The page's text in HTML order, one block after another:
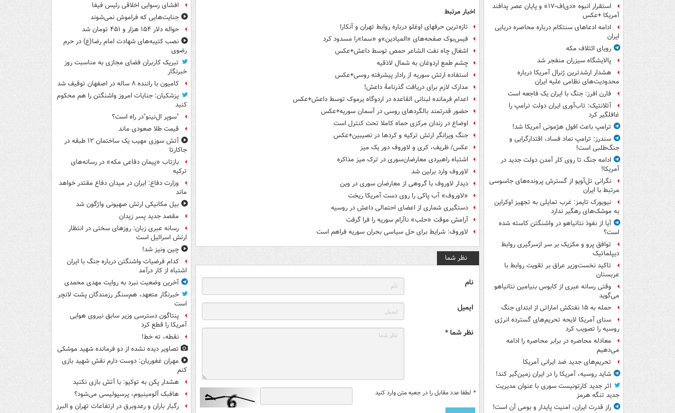
استقرار انبوه «دی‌اف‑۱۷» و پایان عصر پدافند
آمریکا +عکس
ادامه ادعاهای سنتکام درباره محاصره دریایی
ایران
رویای ائتلاف مکه
پالایشگاه سیزران منفجر شد
هشدار ارشدترین ژنرال آمریکا درباره
محدودیت‌های نظامی علیه ایران
فارن افرز: جنگ با ایران یک فاجعه است
آتلانتیک: تاب‌آوری ایران دولت ترامپ را
غافلگیر کرد
ترامپ باعث افول هژمونی آمریکا شد!
سندرز: ترامپ نماد فساد، اقتدارگرایی و
جنگ‌طلبی است!
ادامه جنگ تا روی کار آمدن دولت جدید در
آمریکا!
نگرانی تل‌آویو از گسترش پرونده‌های جاسوسی
مرتبط با ایران
نیویورک تایمز: غرب تمایلی به تجهیز اوکراین
به موشک‌های رهگیر ندارد
آیا از نفوذ نتانیاهو در واشنگتن کاسته شده
است؟
توافق پرو و مکزیک بر سر ازسرگیری روابط
دیپلماتیک
تاکید نخست‌وزیر عراق بر تقویت روابط با
عربستان
وقتی رسانه عبری از کابوس بنیامین نتانیاهو
می‌گوید
حمله به ۱۵ نفتکش‌ اماراتی از ابتدای جنگ
سنای آمریکا لایحه تحریم‌های گسترده انرژی
روسیه را تصویب کرد
معادله محاصره در برابر محاصره را ادامه
می‌دهیم
تحریم‌های جدید ضد ایرانی آمریکا
شاید روسیه، آمریکا را در ایران زمین‌گیر کند!
اثر جدید کارتونیست سوری با عنوان مدیریت
جدید تنگه هرمز
راز قدرت ایران، امنیت پایدار و بومی آن است!
اخبار مرتبط
تازه‌ترین حرفهای اوغلو درباره روابط تهران و آنکارا
فیس‌بوک صفحه‌های «المیادین»و «سما»را مسدود کرد
اشغال چاه نفت الشاعر حمص توسط داعش+عکس
چشم طمع اردوغان به شمال لاذقیه
استفاده ارتش سوریه از رادار پیشرفته روسی+عکس
مدارک لازم برای دریافت گذرنامۀ داعش!
اعدام فرمانده لبنانی القاعده در اردوگاه یرموک توسط داعش+عکس
حضور قدرتمند بالگردهای روسی در آسمان سوریه+عکس
اوضاع در زندان مرکزی حماه کاملا تحت کنترل است
جنگ ویرانگر ارتش ترکیه و کردها در نصیبین+عکس
عکس/ ظریف، کری و لاوروف دور یک میز
اشتباه راهبردی معارضان‌سوری در ترک میز مذاکره
لاوروف وارد برلین شد
دیدار لاوروف با گروهی از معارضان سوری در وین
«لاوروف» آب پاکی را روی دست آمریکا ریخت
دستگیری شماری از اعضای احتمالی داعش در روسیه
آرامش موقت «حلب» ناآرام سوریه را فرا گرفت
لاوروف: شرایط برای حل سیاسی بحران سوریه فراهم است
نظر شما
نام
ایمیل
نظر شما *
* لطفا عدد مقابل را در جعبه متن وارد کنید
افشای رسوایی اخلاقی رئیس فیفا
جنایت‌هایی که فراموش نمی‌شوند
حواله دلار ۱۵۴ هزار و ۴۵۱ تومان شد
نصب کتیبه‌های شهادت امام رضا(ع) در حرم
رضوی
تبریک کاربران فضای مجازی به مناسبت روز
خبرنگار
کامیون با راننده ۸ ساله در اصفهان توقیف شد
پزشکیان: جنایات امروز واشنگتن را هم محکوم
کنید
"سوپر ال‌نینو"در راه است؟
قیمت طلا صعودی ماند
آتش سوزی مهیب یک ساختمان ۱۲ طبقه در
جاکارتا
بازتاب «پیمان دفاعی مکه» در رسانه‌های
ترکیه
وزارت دفاع: ایران در میدان دفاع مقتدر خواهد
ماند
بیل مکانیکی ارتش صهیونی واژگون شد
مقصد جدید پسر زیدان
رسانه عبری زبان: روزهای سختی در انتظار
ارتش اسرائیل است
چین ونیز شد!
کدام فرضیات واشنگتن درباره جنگ با ایران
اشتباه از کار درآمد
آخرین وضعیت نبرد به روایت مهدی محمدی
خبرنگار متعهد، هم‌سنگر رزمندگان پشت لانچر
است
پنتاگون دسترسی وزیر سابق نیروی هوایی
آمریکا را قطع کرد
نقطه، ته خط!
تصاویر دیده‌ نشده از دو فرمانده شهید موشکی
مهران غفوریان: دوست دارم نقش شهید بازی
کنم
هشدار پکن به توکیو: با آتش بازی نکنید
هافبک آلومینیوم، پرسپولیسی می‌شود؟
رگبار باران و رعدوبرق در ارتفاعات تهران و البرز